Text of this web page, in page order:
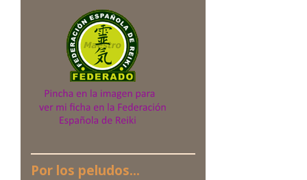
Por los peludos...